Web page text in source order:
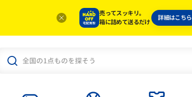
売ってスッキリ。
箱に詰めて送るだけ
詳細はこちら